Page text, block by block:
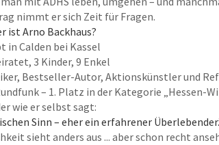
nimmt er sich Zeit für Fragen.
ist Arno Backhaus?
in Calden bei Kassel
3 Kinder, 9 Enkel
Bestseller-Autor, Aktionskünstler und
– 1. Platz in der Kategorie „Hessen-
wie er selbst sagt:
Sinn – eher ein erfahrener
sieht anders aus ... aber schon recht